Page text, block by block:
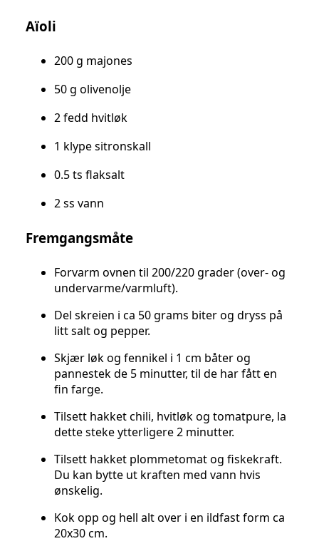
Aïoli
200 g majones
50 g olivenolje
2 fedd hvitløk
1 klype sitronskall
0.5 ts flaksalt
2 ss vann
Fremgangsmåte
Forvarm ovnen til 200/220 grader (over- og
undervarme/varmluft).
Del skreien i ca 50 grams biter og dryss på
litt salt og pepper.
Skjær løk og fennikel i 1 cm båter og
pannestek de 5 minutter, til de har fått en
fin farge.
Tilsett hakket chili, hvitløk og tomatpure, la
dette steke ytterligere 2 minutter.
Tilsett hakket plommetomat og fiskekraft.
Du kan bytte ut kraften med vann hvis
ønskelig.
Kok opp og hell alt over i en ildfast form ca
20x30 cm.